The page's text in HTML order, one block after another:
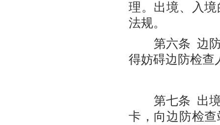
理。出境、入
法规。
第六条 边防
得妨碍边防检查
第七条 出境
卡，向边防检